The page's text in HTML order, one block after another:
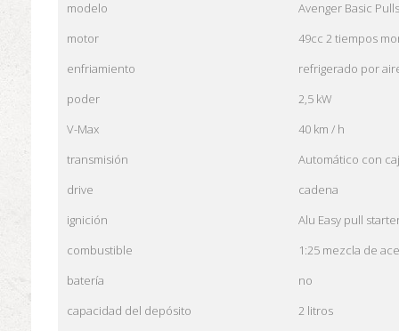
modelo
Avenger Basic
motor
49cc 2 tiempos
enfriamiento
refrigerado por
poder
2,5 kW
V-Max
40 km / h
transmisión
Automático con
drive
cadena
ignición
Alu Easy pull
combustible
1:25 mezcla de
batería
no
capacidad del depósito
2 litros